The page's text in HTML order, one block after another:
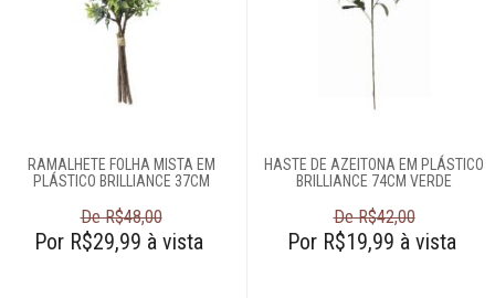
Petisqueiras
Porta-jóias
Porta-retrato
Quadros
RAMALHETE FOLHA MISTA EM
PLÁSTICO BRILLIANCE 37CM
De R$48,00
Por R$29,99 à vista
HASTE DE AZEITONA EM PLÁSTICO
BRILLIANCE 74CM VERDE
De R$42,00
Por R$19,99 à vista